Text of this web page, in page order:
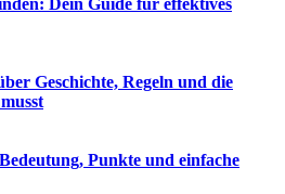
Dein Guide für effektives
Geschichte, Regeln und die
Punkte und einfache